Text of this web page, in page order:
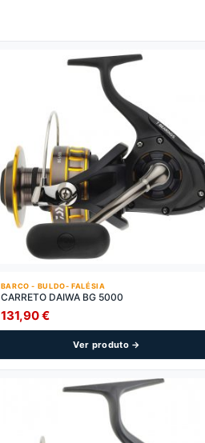
BARCO - BULDO- FALÉSIA
CARRETO DAIWA BG 5000
131,90€
Ver produto →